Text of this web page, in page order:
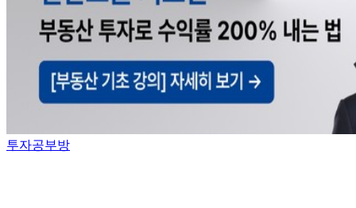
투자공부방